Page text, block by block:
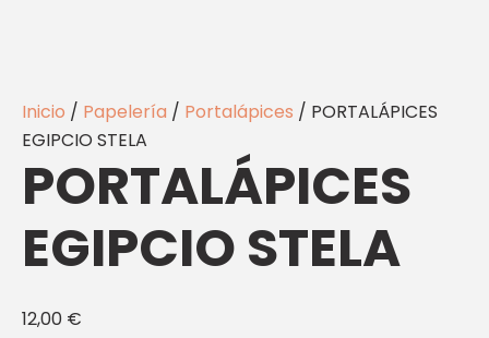
Inicio / Papelería / Portalápices / PORTALÁPICES
EGIPCIO STELA
PORTALÁPICES
EGIPCIO STELA
12,00 €